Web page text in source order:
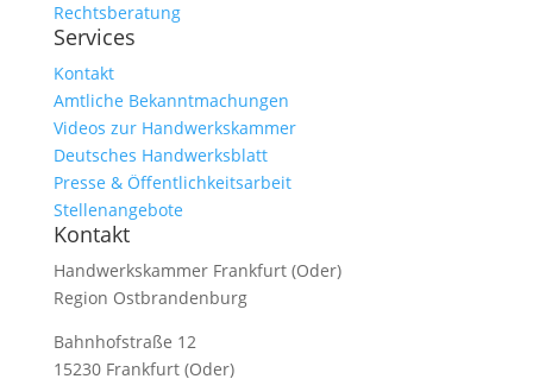
Rechtsberatung
Services
Kontakt
Amtliche Bekanntmachungen
Videos zur Handwerkskammer
Deutsches Handwerksblatt
Presse & Öffentlichkeitsarbeit
Stellenangebote
Kontakt
Handwerkskammer Frankfurt (Oder)
Region Ostbrandenburg
Bahnhofstraße 12
15230 Frankfurt (Oder)